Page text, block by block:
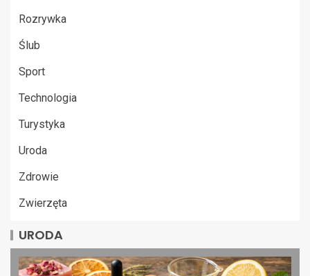
Rozrywka
Ślub
Sport
Technologia
Turystyka
Uroda
Zdrowie
Zwierzęta
URODA